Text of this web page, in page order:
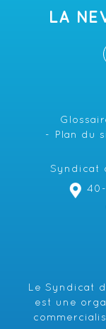
LA
Plan du
Syndicat
Le Syndicat
est une